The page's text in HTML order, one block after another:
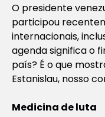
O presidente
participou
internacionais,
agenda significa o
país? É o que
Estanislau, nosso
Medicina de luta